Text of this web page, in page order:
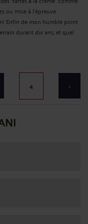
ou mise à l'épreuve
Enfin de mon humble point
durant dix ans, et quel
4 >